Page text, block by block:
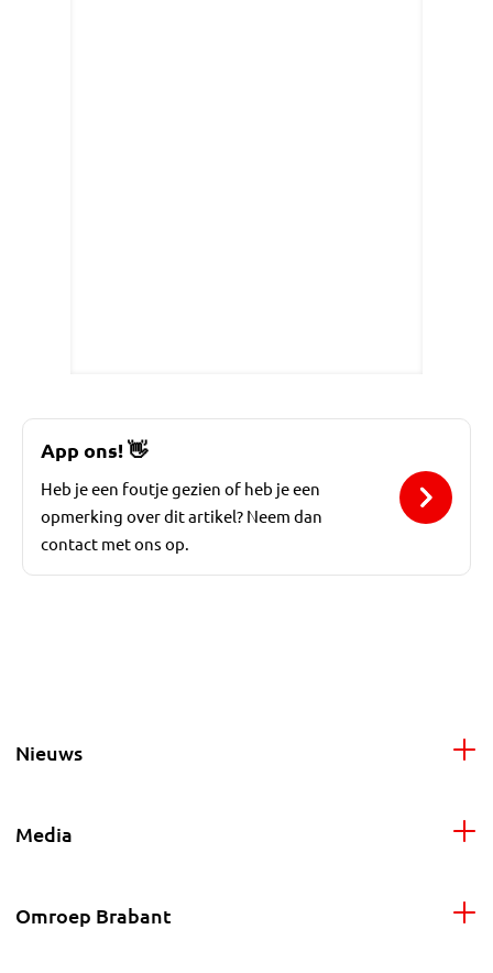
App ons!👋
Heb je een foutje gezien of heb je een
opmerking over dit artikel? Neem dan
contact met ons op.
Nieuws
Media
Omroep Brabant